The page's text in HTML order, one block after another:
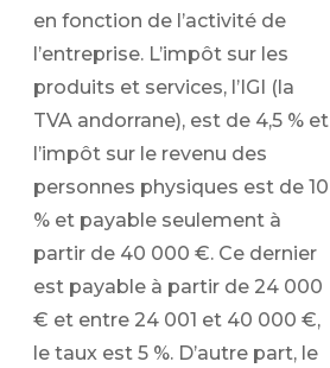
en fonction de l’activité de
l’entreprise. L’impôt sur les
produits et services, l’IGI (la
TVA andorrane), est de 4,5 % et
l’impôt sur le revenu des
personnes physiques est de 10
% et payable seulement à
partir de 40 000 €. Ce dernier
est payable à partir de 24 000
€ et entre 24 001 et 40 000 €,
le taux est 5 %. D’autre part, le